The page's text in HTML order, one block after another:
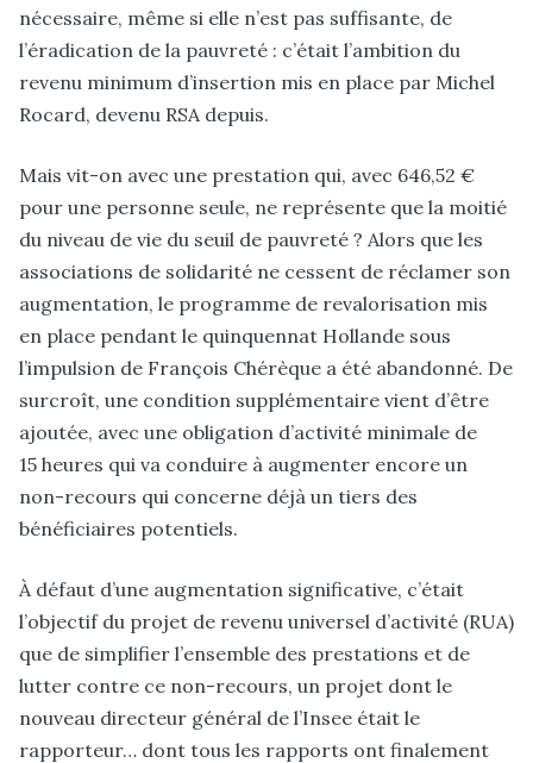
nécessaire, même si elle n’est pas suffisante, de
l’éradication de la pauvreté : c’était l’ambition du
revenu minimum d’insertion mis en place par Michel
Rocard, devenu RSA depuis.
Mais vit-on avec une prestation qui, avec 646,52 €
pour une personne seule, ne représente que la moitié
du niveau de vie du seuil de pauvreté ? Alors que les
associations de solidarité ne cessent de réclamer son
augmentation, le programme de revalorisation mis
en place pendant le quinquennat Hollande sous
l’impulsion de François Chérèque a été abandonné. De
surcroît, une condition supplémentaire vient d’être
ajoutée, avec une obligation d’activité minimale de
15 heures qui va conduire à augmenter encore un
non-recours qui concerne déjà un tiers des
bénéficiaires potentiels.
À défaut d’une augmentation significative, c’était
l’objectif du projet de revenu universel d’activité (RUA)
que de simplifier l’ensemble des prestations et de
lutter contre ce non-recours, un projet dont le
nouveau directeur général de l’Insee était le
rapporteur… dont tous les rapports ont finalement